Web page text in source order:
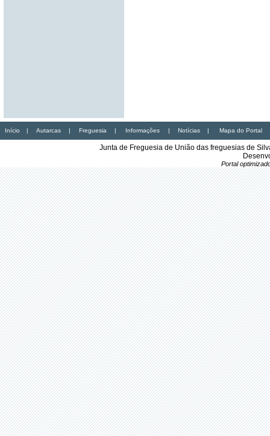
Início | Autarcas | Freguesia | Informações | Notícias | Mapa do Portal
Junta de Freguesia de União das freguesias de
Portal